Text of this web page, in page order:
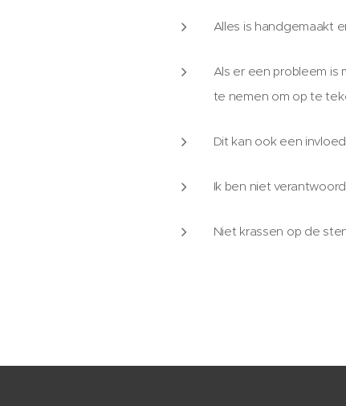
Alles is handgemaakt
Als er een probleem is
te nemen om op te
Dit kan ook een
Ik ben niet
Niet krassen op de